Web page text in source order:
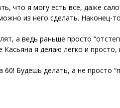
что я могу есть все, даже
из него сделать. Наконец-
а ведь раньше просто
я делаю легко и просто,
Будешь делать, а не просто